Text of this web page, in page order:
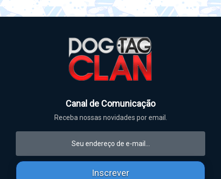
Canal de Comunicação
Receba nossas novidades por email.
Inscrever